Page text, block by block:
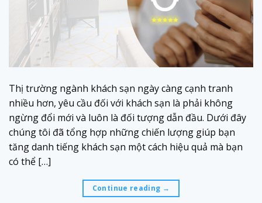
Thị trường ngành khách sạn ngày càng cạnh tranh
nhiều hơn, yêu cầu đối với khách sạn là phải không
ngừng đổi mới và luôn là đối tượng dẫn đầu. Dưới đây
chúng tôi đã tổng hợp những chiến lượng giúp bạn
tăng danh tiếng khách sạn một cách hiệu quả mà bạn
có thể […]
Continue reading →